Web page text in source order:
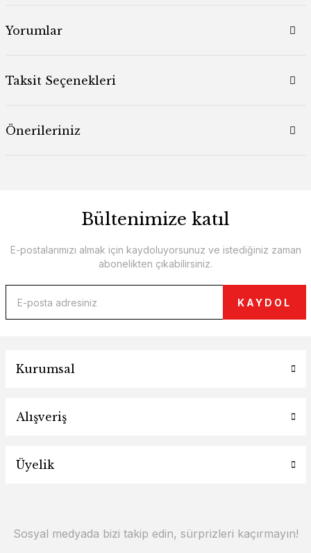
Yorumlar
Taksit Seçenekleri
Önerileriniz
Bültenimize katıl
E-postalarımızı almak için kaydoluyorsunuz ve istediğiniz zaman
abonelikten çıkabilirsiniz.
KAYDOL
Kurumsal
Alışveriş
Üyelik
Sosyal medyada bizi takip edin, sürprizleri kaçırmayın!